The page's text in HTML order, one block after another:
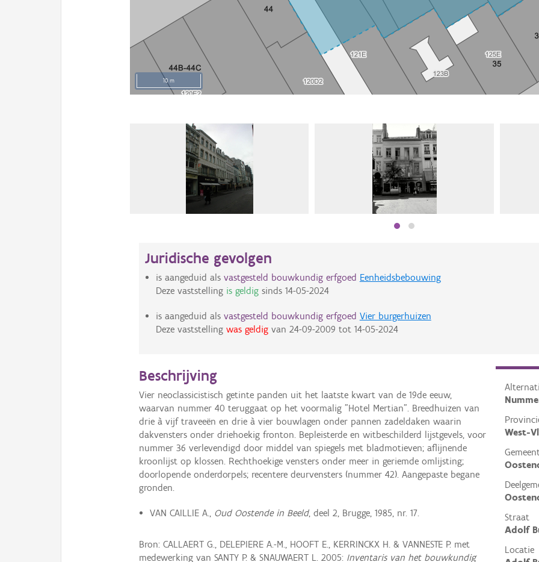
10 m
Juridische gevolgen
is aangeduid als vastgesteld bouwkundig erfgoed Eenheidsbebouwing
Deze vaststelling is geldigsinds 14-05-2024
is aangeduid als vastgesteld bouwkundig erfgoed Vier burgerhuizen
Deze vaststelling was geldigvan 24-09-2009 tot 14-05-2024
West-
Straat
Adolf
Locatie
Beschrijving
Vier neoclassicistisch getinte panden uit het laatste kwart van de 19de eeuw,
waarvan nummer 40 teruggaat op het voormalig "Hotel Mertian". Breedhuizen van
drie à vijf traveeën en drie à vier bouwlagen onder pannen zadeldaken waarin
dakvensters onder driehoekig fronton. Bepleisterde en witbeschilderd lijstgevels, voor
nummer 36 verlevendigd door middel van spiegels met bladmotieven; aflijnende
kroonlijst op klossen. Rechthoekige vensters onder meer in geriemde omlijsting;
doorlopende onderdorpels; recentere deurvensters (nummer 42). Aangepaste begane
gronden.
VAN CAILLIE A., Oud Oostende in Beeld, deel 2, Brugge, 1985, nr. 17.
Bron: CALLAERT G., DELEPIERE A.-M., HOOFT E., KERRINCKX H. & VANNESTE P. met
medewerking van SANTY P. & SNAUWAERT L. 2005: Inventaris van het bouwkundig